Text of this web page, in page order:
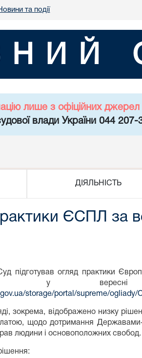
та події
лише з офіційних джерел
влади України 044 207-
ДІЯЛЬНІСТЬ
ЄСПЛ за
підготував огляд практики
у
storage/portal/supreme/ogliady/
зокрема, відображено низку
щодо дотримання Державами-
людини і основоположних свобод.